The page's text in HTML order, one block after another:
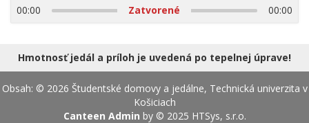
Utorok
00:00 Zatvorené 00:00
Hmotnosť jedál a príloh je uvedená po tepelnej úprave!
Obsah: © 2026 Študentské domovy a jedálne, Technická univerzita v
Košiciach
Canteen Admin by © 2025 HTSys, s.r.o.